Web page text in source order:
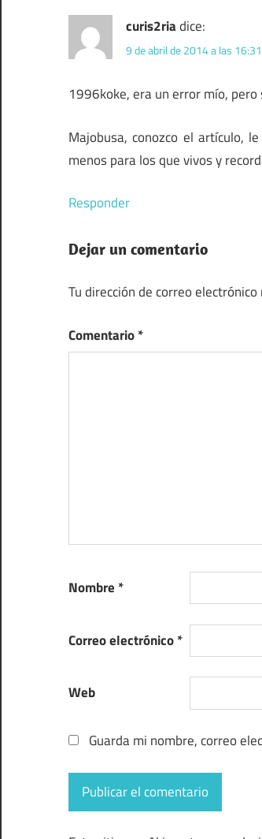
curis2riadice:
9 de abril de 2014 a las 16:31
1996koke, era un error mío,
Majobusa, conozco el artículo,
menos para los que vivos y
Responder
Dejar un comentario
Tu dirección de correo
Comentario*
Nombre *
Correo electrónico*
Web
Guarda mi nombre, correo